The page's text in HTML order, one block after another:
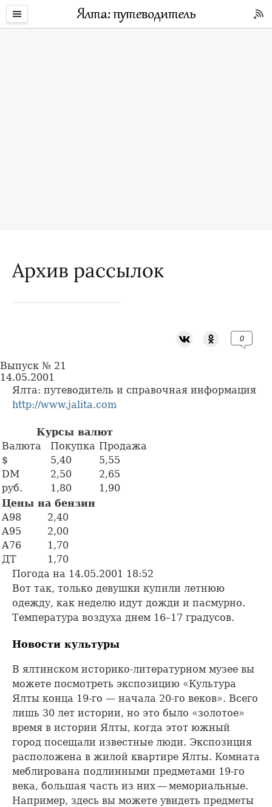
Архив рассылок
0
Выпуск № 21
14.05.2001
Ялта: путеводитель и справочная информация
http://www.jalita.com
Курсы валют
Валюта
Покупка Продажа
$
5,40
5,55
DM
2,50
2,65
руб.
1,80
1,90
Цены на бензин
A98
2,40
A95
2,00
A76
1,70
ДТ
1,70
Погода на 14.05.2001 18:52
Вот так, только девушки купили летнюю
одежду, как неделю идут дожди и пасмурно.
Температура воздуха днем 16–17 градусов.
Новости культуры
В ялтинском историко-литературном музее вы
можете посмотреть экспозицию «Культура
Ялты конца 19-го — начала 20-го веков». Всего
лишь 30 лет истории, но это было «золотое»
время в истории Ялты, когда этот южный
город посещали известные люди. Экспозиция
расположена в жилой квартире Ялты. Комната
меблирована подлинными предметами 19-го
века, большая часть из них — мемориальные.
Например, здесь вы можете увидеть предметы